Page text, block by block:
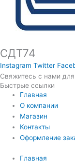
СДТ74
Instagram Twitter
Свяжитесь с нами
Быстрые ссылки
Главная
О компании
Магазин
Контакты
Оформление
Главная